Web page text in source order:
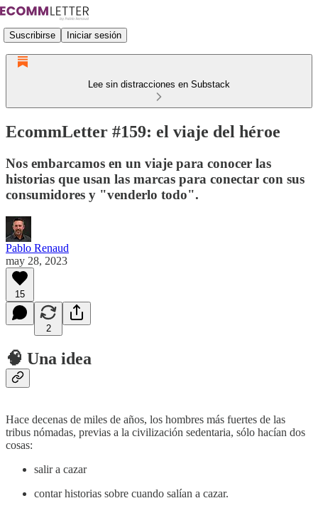
Suscribirse Iniciar sesión
Lee sin distracciones en Substack
EcommLetter #159: el viaje del héroe
Nos embarcamos en un viaje para conocer las
historias que usan las marcas para conectar con sus
consumidores y "venderlo todo".
Pablo Renaud
may 28, 2023
15
2
🧠 Una idea
Hace decenas de miles de años, los hombres más fuertes de las
tribus nómadas, previas a la civilización sedentaria, sólo hacían dos
cosas:
salir a cazar
contar historias sobre cuando salían a cazar.